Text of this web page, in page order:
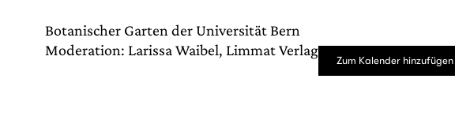
Botanischer Garten der Universität Bern
Moderation: Larissa Waibel, Limmat Verlag
Zum Kalender hinzufügen